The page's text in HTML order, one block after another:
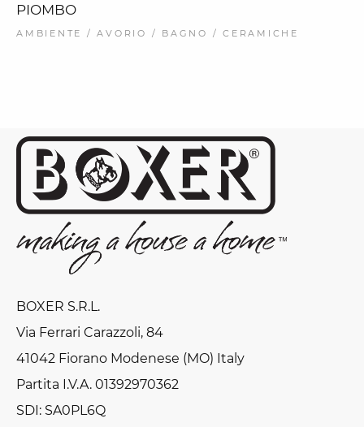
PIOMBO
AMBIENTE / AVORIO / BAGNO / CERAMICHE
BOXER S.R.L.
Via Ferrari Carazzoli, 84
41042 Fiorano Modenese (MO) Italy
Partita I.V.A. 01392970362
SDI: SA0PL6Q